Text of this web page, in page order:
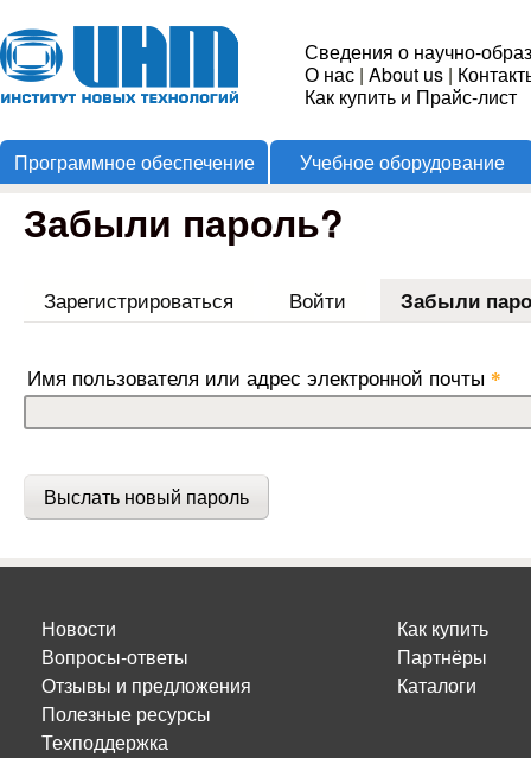
Институт
Новых
Технологий
Сведения о научно-
О нас | About us |
Как купить и Прайс-лист
Программное обеспечение Учебное оборудование
Забыли пароль?
Зарегистрироваться Войти Забыли
Имя пользователя или адрес электронной почты *
Новости
Вопросы-ответы
Отзывы и предложения
Полезные ресурсы
Техподдержка
Как купить
Партнёры
Каталоги